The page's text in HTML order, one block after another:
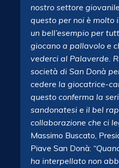
nostro settore
questo per noi è molto
un bell’esempio per
giocano a pallavolo e
vederci al Palaverde.
società di San Donà
cedere la giocatrice-
questo conferma la
sandonatesi e il bel
collaborazione che ci
Massimo Buscato,
Piave San Donà:
ha interpellato non